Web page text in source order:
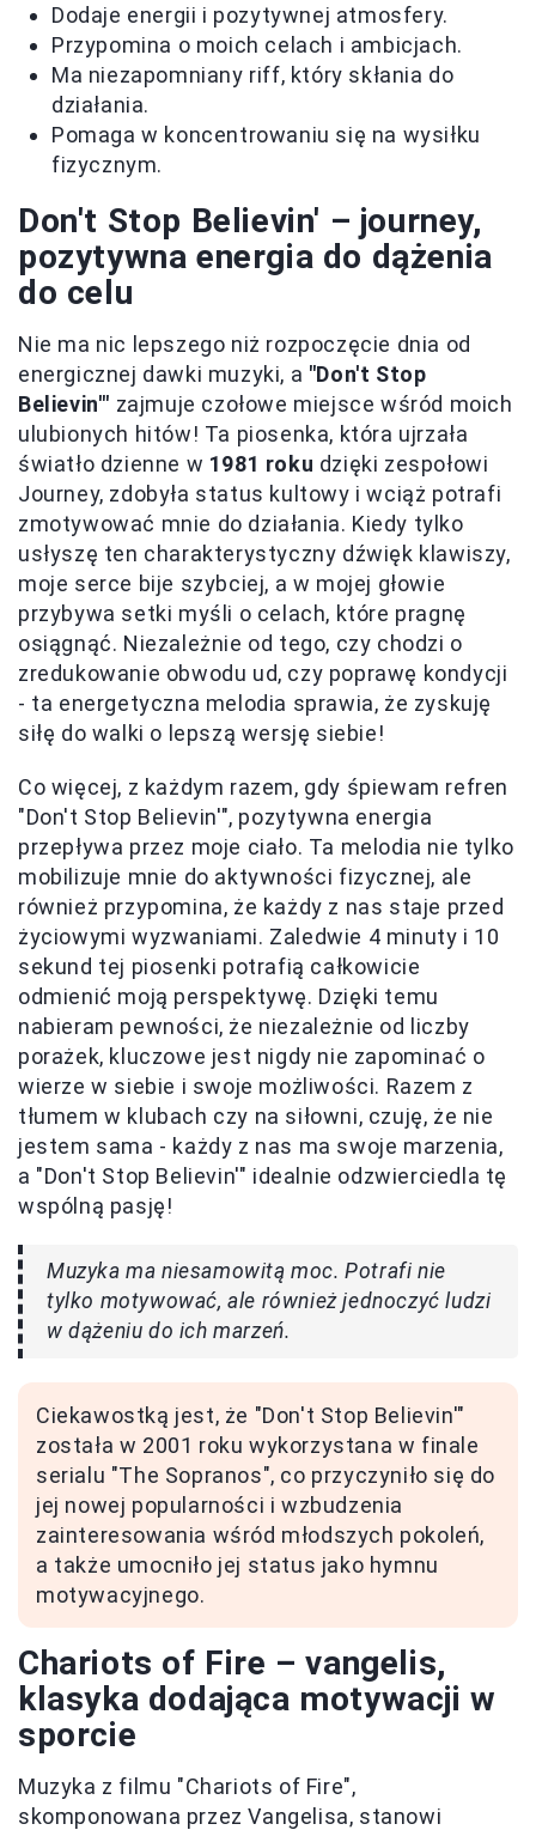
Dodaje energii i pozytywnej atmosfery.
Przypomina o moich celach i ambicjach.
Ma niezapomniany riff, który skłania do
działania.
Pomaga w koncentrowaniu się na wysiłku
fizycznym.
Don't Stop Believin' – journey,
pozytywna energia do dążenia
do celu
Nie ma nic lepszego niż rozpoczęcie dnia od
energicznej dawki muzyki, a "Don't Stop
Believin'" zajmuje czołowe miejsce wśród moich
ulubionych hitów! Ta piosenka, która ujrzała
światło dzienne w 1981 roku dzięki zespołowi
Journey, zdobyła status kultowy i wciąż potrafi
zmotywować mnie do działania. Kiedy tylko
usłyszę ten charakterystyczny dźwięk klawiszy,
moje serce bije szybciej, a w mojej głowie
przybywa setki myśli o celach, które pragnę
osiągnąć. Niezależnie od tego, czy chodzi o
zredukowanie obwodu ud, czy poprawę kondycji
- ta energetyczna melodia sprawia, że zyskuję
siłę do walki o lepszą wersję siebie!
Co więcej, z każdym razem, gdy śpiewam refren
"Don't Stop Believin'", pozytywna energia
przepływa przez moje ciało. Ta melodia nie tylko
mobilizuje mnie do aktywności fizycznej, ale
również przypomina, że każdy z nas staje przed
życiowymi wyzwaniami. Zaledwie 4 minuty i 10
sekund tej piosenki potrafią całkowicie
odmienić moją perspektywę. Dzięki temu
nabieram pewności, że niezależnie od liczby
porażek, kluczowe jest nigdy nie zapominać o
wierze w siebie i swoje możliwości. Razem z
tłumem w klubach czy na siłowni, czuję, że nie
jestem sama - każdy z nas ma swoje marzenia,
a "Don't Stop Believin'" idealnie odzwierciedla tę
wspólną pasję!
Muzyka ma niesamowitą moc. Potrafi nie
tylko motywować, ale również jednoczyć ludzi
w dążeniu do ich marzeń.
Ciekawostką jest, że "Don't Stop Believin'"
została w 2001 roku wykorzystana w finale
serialu "The Sopranos", co przyczyniło się do
jej nowej popularności i wzbudzenia
zainteresowania wśród młodszych pokoleń,
a także umocniło jej status jako hymnu
motywacyjnego.
Chariots of Fire – vangelis,
klasyka dodająca motywacji w
sporcie
Muzyka z filmu "Chariots of Fire",
skomponowana przez Vangelisa, stanowi